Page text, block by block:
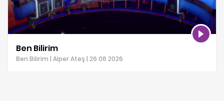
Ben Bilirim
Ben Bilirim | Alper Ateş | 26 06 2026